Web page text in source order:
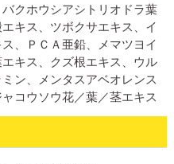
クホウシアシトリオドラ葉
キス、ツボクサエキス、イ
、ＰＣＡ亜鉛、メマツヨイ
キス、クズ根エキス、ウル
ン、メンタスアベオレンス
コウソウ花／葉／茎エキス